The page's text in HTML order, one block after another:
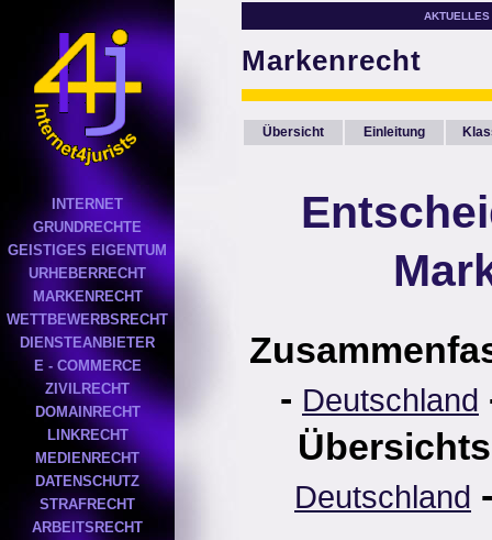
INTERNET
GRUNDRECHTE
GEISTIGES EIGENTUM
URHEBERRECHT
MARKENRECHT
WETTBEWERBSRECHT
DIENSTEANBIETER
E - COMMERCE
ZIVILRECHT
DOMAINRECHT
LINKRECHT
MEDIENRECHT
DATENSCHUTZ
STRAFRECHT
ARBEITSRECHT
AKTUELLES
Markenrecht
Übersicht Einleitung
- Deutschland
Deutschland